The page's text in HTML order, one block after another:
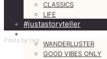
CLASSICS
LIFE
#justastoryteller
MORE
WANDERLUSTER
GOOD VIBES ONLY
Posts by tag